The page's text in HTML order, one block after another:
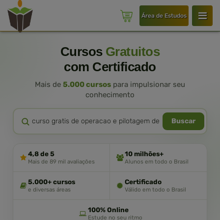
Área de Estudos
Cursos Gratuitos
com Certificado
Mais de 5.000 cursos para impulsionar seu
conhecimento
Buscar
4,8 de 5
Mais de 89 mil avaliações
10 milhões+
Alunos em todo o Brasil
5.000+ cursos
e diversas áreas
Certificado
Válido em todo o Brasil
100% Online
Estude no seu ritmo